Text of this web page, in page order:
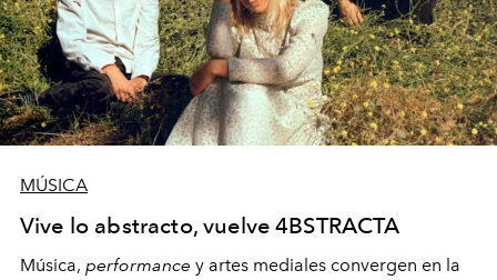
MÚSICA
Vive lo abstracto, vuelve 4BSTRACTA
Música, performance y artes mediales convergen en la